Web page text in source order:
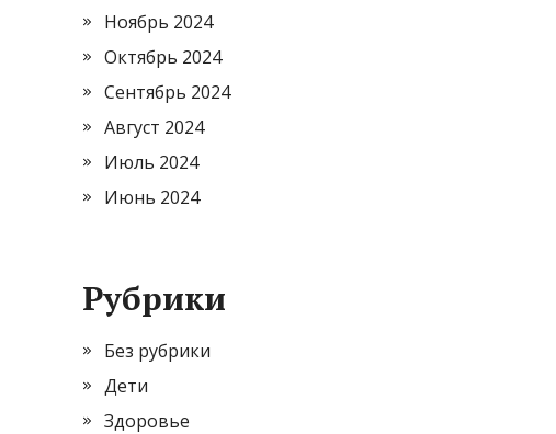
Ноябрь 2024
Октябрь 2024
Сентябрь 2024
Август 2024
Июль 2024
Июнь 2024
Рубрики
Без рубрики
Дети
Здоровье